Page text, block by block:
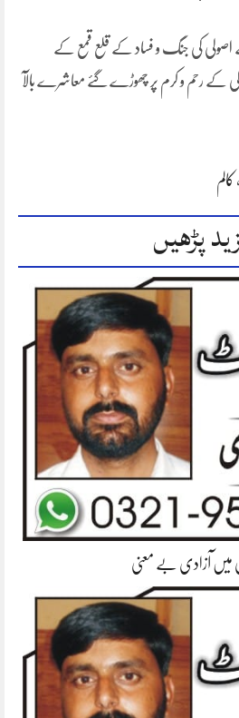
اصولی کی جنگ و فساد کے قلع قمع کے
کے رحم و کرم پر چھوڑے گئے معاشرے بالآ
، کالم
پڑھیں
میں آزادی بے معنی